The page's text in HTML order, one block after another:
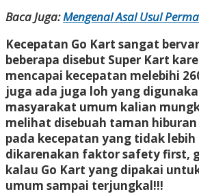
Baca Juga:Mengenal Asal Usul
Kecepatan Go Kart sangat
beberapa disebut Super Kart
mencapai kecepatan melebihi
juga ada juga loh yang
masyarakat umum kalian
melihat disebuah taman
pada kecepatan yang tidak
dikarenakan faktor safety first,
kalau Go Kart yang dipakai
umum sampai terjungkal!!!